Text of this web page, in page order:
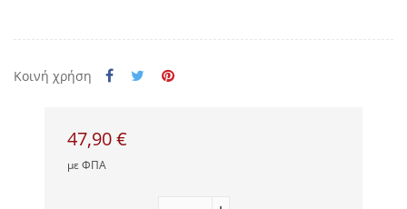
Κοινή χρήση
47,90 €
με ΦΠΑ